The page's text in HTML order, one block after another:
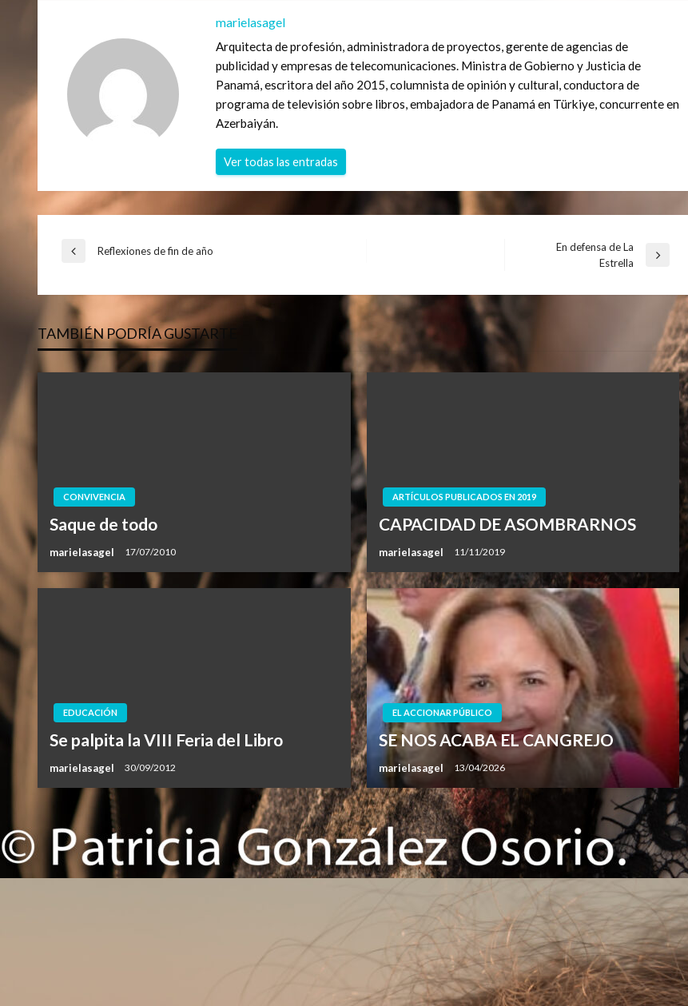
marielasagel
Arquitecta de profesión, administradora de proyectos, gerente de agencias de
publicidad y empresas de telecomunicaciones. Ministra de Gobierno y Justicia de
Panamá, escritora del año 2015, columnista de opinión y cultural, conductora de
programa de televisión sobre libros, embajadora de Panamá en Türkiye, concurrente en
Azerbaiyán.
Ver todas las entradas
Navegación
de
entradas
Entrada
Reflexiones de fin de año
En defensa de La
Estrella
TAMBIÉN PODRÍA GUSTARTE
CONVIVENCIA
Saque de todo
marielasagel 17/07/2010
ARTÍCULOS PUBLICADOS EN 2019
CAPACIDAD DE ASOMBRARNOS
marielasagel 11/11/2019
EDUCACIÓN
Se palpita la VIII Feria del Libro
marielasagel 30/09/2012
EL ACCIONAR PÚBLICO
SE NOS ACABA EL CANGREJO
marielasagel 13/04/2026